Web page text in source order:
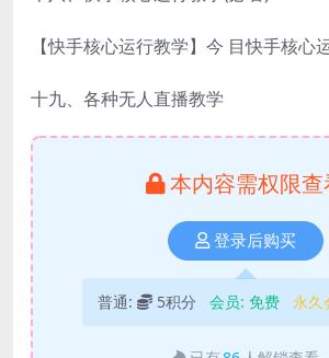
【快手核心运行教学】今 目快手核心
十九、各种无人直播教学
本内容需权限查
登录后购买
普通: 5积分 会员: 免费 永久